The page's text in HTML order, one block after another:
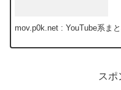
mov.p0k.net : YouTube系ま
スポ